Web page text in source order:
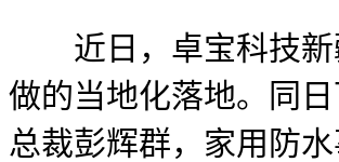
近日，卓宝科技新
做的当地化落地。同
总裁彭辉群，家用防